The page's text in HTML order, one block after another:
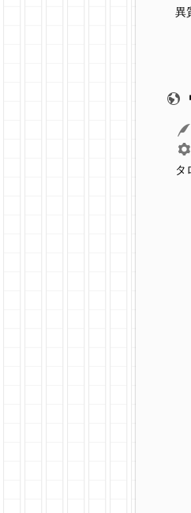
異
タ